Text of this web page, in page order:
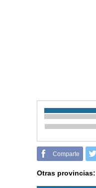
Comparte
Otras provincias: